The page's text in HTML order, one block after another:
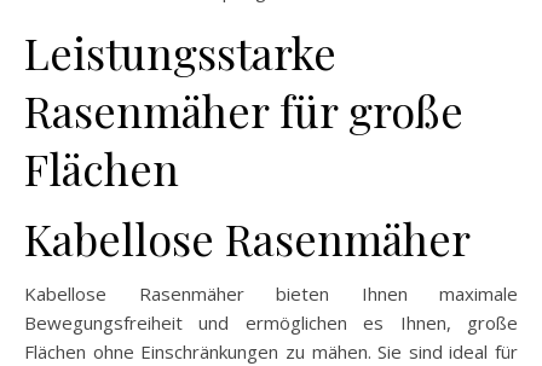
Leistungsstarke
Rasenmäher für große
Flächen
Kabellose Rasenmäher
Kabellose Rasenmäher bieten Ihnen maximale
Bewegungsfreiheit und ermöglichen es Ihnen, große
Flächen ohne Einschränkungen zu mähen. Sie sind ideal für